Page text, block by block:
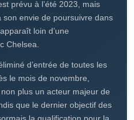
voulu riche en départs du
Felipe, et Joao Félix ont
Renan Lodi en 2022, à
League. Pour le
prévu à l’été 2023, mais
envie de poursuivre dans
loin d’une